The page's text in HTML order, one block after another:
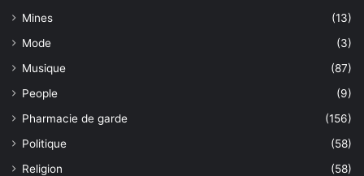
Mines
(13)
Mode
(3)
Musique
(87)
People
(9)
Pharmacie de garde
(156)
Politique
(58)
Religion
(58)